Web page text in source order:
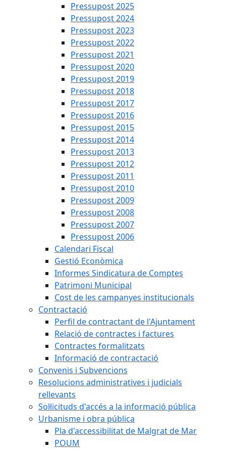
Pressupost 2025
Pressupost 2024
Pressupost 2023
Pressupost 2022
Pressupost 2021
Pressupost 2020
Pressupost 2019
Pressupost 2018
Pressupost 2017
Pressupost 2016
Pressupost 2015
Pressupost 2014
Pressupost 2013
Pressupost 2012
Pressupost 2011
Pressupost 2010
Pressupost 2009
Pressupost 2008
Pressupost 2007
Pressupost 2006
Calendari Fiscal
Gestió Econòmica
Informes Sindicatura de Comptes
Patrimoni Municipal
Cost de les campanyes institucionals
Contractació
Perfil de contractant de l'Ajuntament
Relació de contractes i factures
Contractes formalitzats
Informació de contractació
Convenis i Subvencions
Resolucions administratives i judicials
rellevants
Sol·licituds d'accés a la informació pública
Urbanisme i obra pública
Pla d'accessibilitat de Malgrat de Mar
POUM